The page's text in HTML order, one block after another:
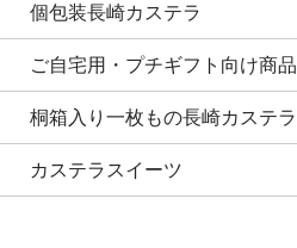
個包装長崎カステラ
ご自宅用・プチギフト向け商品
桐箱入り一枚もの長崎カステラ
カステラスイーツ